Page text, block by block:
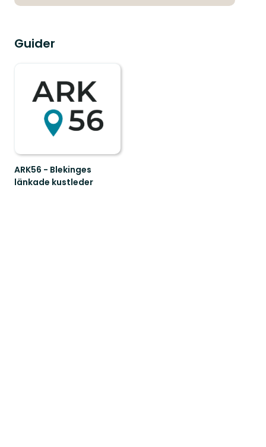
Guider
ARK56 - Blekinges
länkade kustleder